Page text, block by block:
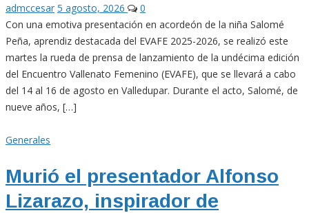
admccesar 5 agosto, 2026
0
Con una emotiva presentación en acordeón de la niña Salomé
Peña, aprendiz destacada del EVAFE 2025-2026, se realizó este
martes la rueda de prensa de lanzamiento de la undécima edición
del Encuentro Vallenato Femenino (EVAFE), que se llevará a cabo
del 14 al 16 de agosto en Valledupar. Durante el acto, Salomé, de
nueve años, […]
Generales
Murió el presentador Alfonso
Lizarazo, inspirador de